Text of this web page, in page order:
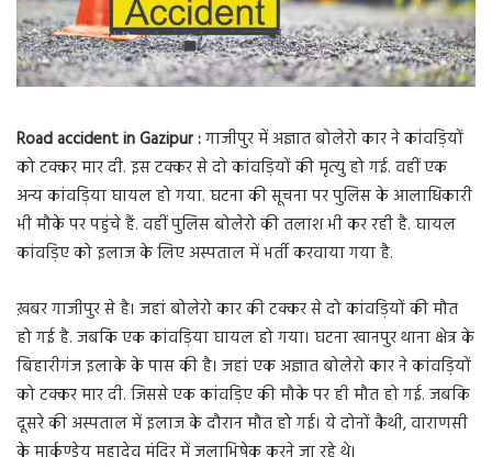
Road accident in Gazipur :गाजीपुर में अज्ञात बोलेरो कार ने कांवड़ियों
को टक्कर मार दी. इस टक्कर से दो कांवड़ियों की मृत्यु हो गई. वहीं एक
अन्य कांवड़िया घायल हो गया. घटना की सूचना पर पुलिस के आलाधिकारी
भी मौके पर पहुंचे हैं. वहीं पुलिस बोलेरो की तलाश भी कर रही है. घायल
कांवड़िए को इलाज के लिए अस्पताल में भर्ती करवाया गया है.
ख़बर गाजीपुर से है। जहां बोलेरो कार की टक्कर से दो कांवड़ियों की मौत
हो गई है. जबकि एक कांवड़िया घायल हो गया। घटना खानपुर थाना क्षेत्र के
बिहारीगंज इलाके के पास की है। जहां एक अज्ञात बोलेरो कार ने कांवड़ियों
को टक्कर मार दी. जिससे एक कांवड़िए की मौके पर ही मौत हो गई. जबकि
दूसरे की अस्पताल में इलाज के दौरान मौत हो गई। ये दोनों कैथी, वाराणसी
के मार्कण्डेय महादेव मंदिर में जलाभिषेक करने जा रहे थे।